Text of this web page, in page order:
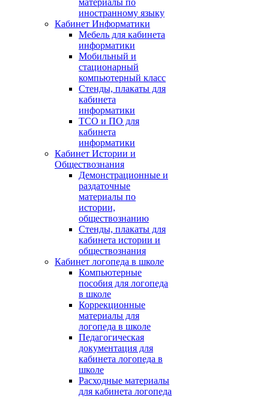
материалы по
иностранному языку
Кабинет Информатики
Мебель для кабинета
информатики
Мобильный и
стационарный
компьютерный класс
Стенды, плакаты для
кабинета
информатики
ТСО и ПО для
кабинета
информатики
Кабинет Истории и
Обществознания
Демонстрационные и
раздаточные
материалы по
истории,
обществознанию
Стенды, плакаты для
кабинета истории и
обществознания
Кабинет логопеда в школе
Компьютерные
пособия для логопеда
в школе
Коррекционные
материалы для
логопеда в школе
Педагогическая
документация для
кабинета логопеда в
школе
Расходные материалы
для кабинета логопеда